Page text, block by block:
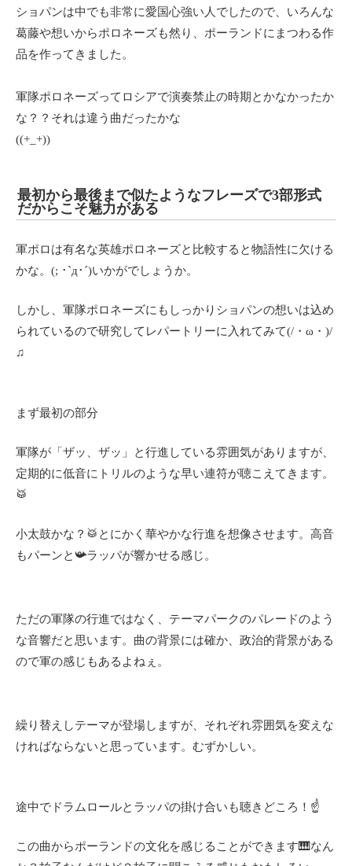
ショパンは中でも非常に愛国心強い人でしたので、いろんな
葛藤や想いからポロネーズも然り、ポーランドにまつわる作
品を作ってきました。
軍隊ポロネーズってロシアで演奏禁止の時期とかなかったか
な？？それは違う曲だったかな
((+_+))
最初から最後まで似たようなフレーズで3部形式
だからこそ魅力がある
軍ポロは有名な英雄ポロネーズと比較すると物語性に欠ける
かな。(; ･`д･´)いかがでしょうか。
しかし、軍隊ポロネーズにもしっかりショパンの想いは込め
られているので研究してレパートリーに入れてみて(/・ω・)/
♫
まず最初の部分
軍隊が「ザッ、ザッ」と行進している雰囲気がありますが、
定期的に低音にトリルのような早い連符が聴こえてきます。
🥁
小太鼓かな？🥁とにかく華やかな行進を想像させます。高音
もパーンと📯ラッパが響かせる感じ。
ただの軍隊の行進ではなく、テーマパークのパレードのよう
な音響だと思います。曲の背景には確か、政治的背景がある
ので軍の感じもあるよねぇ。
繰り替えしテーマが登場しますが、それぞれ雰囲気を変えな
ければならないと思っています。むずかしい。
途中でドラムロールとラッパの掛け合いも聴きどころ！☝
この曲からポーランドの文化を感じることができます🎹なん